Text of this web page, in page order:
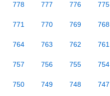
778 777 776 775
771 770 769 768
764 763 762 761
757 756 755 754
750 749 748 747